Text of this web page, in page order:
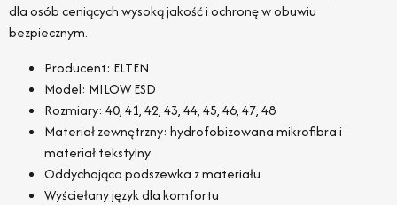
dla osób ceniących wysoką jakość i ochronę w obuwiu
bezpiecznym.
Producent: ELTEN
Model: MILOW ESD
Rozmiary: 40, 41, 42, 43, 44, 45, 46, 47, 48
Materiał zewnętrzny: hydrofobizowana mikrofibra i
materiał tekstylny
Oddychająca podszewka z materiału
Wyściełany język dla komfortu